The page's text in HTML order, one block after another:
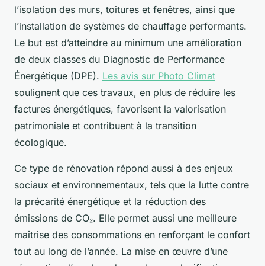
l’isolation des murs, toitures et fenêtres, ainsi que
l’installation de systèmes de chauffage performants.
Le but est d’atteindre au minimum une amélioration
de deux classes du Diagnostic de Performance
Énergétique (DPE). Les avis sur Photo Climat
soulignent que ces travaux, en plus de réduire les
factures énergétiques, favorisent la valorisation
patrimoniale et contribuent à la transition
écologique.
Ce type de rénovation répond aussi à des enjeux
sociaux et environnementaux, tels que la lutte contre
la précarité énergétique et la réduction des
émissions de CO₂. Elle permet aussi une meilleure
maîtrise des consommations en renforçant le confort
tout au long de l’année. La mise en œuvre d’une